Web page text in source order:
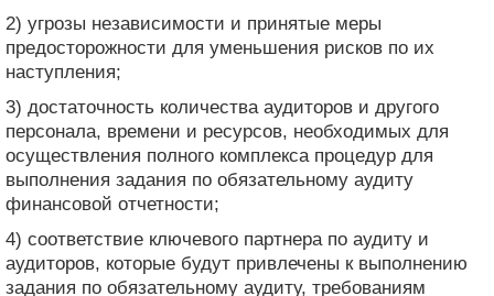
2) угрозы независимости и принятые меры
предосторожности для уменьшения рисков по их
наступления;
3) достаточность количества аудиторов и другого
персонала, времени и ресурсов, необходимых для
осуществления полного комплекса процедур для
выполнения задания по обязательному аудиту
финансовой отчетности;
4) соответствие ключевого партнера по аудиту и
аудиторов, которые будут привлечены к выполнению
задания по обязательному аудиту, требованиям